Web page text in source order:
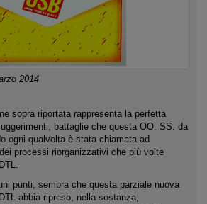
2014
sopra riportata rappresenta la perfetta
battaglie che questa OO. SS. da
ogni qualvolta è stata chiamata ad
processi riorganizzativi che più volte
punti, sembra che questa parziale nuova
abbia ripreso, nella sostanza,